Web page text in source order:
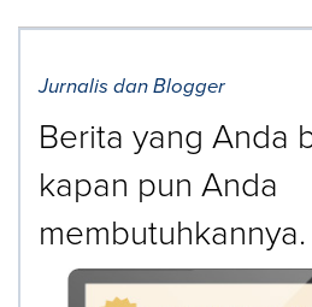
Jurnalis dan Blogger
Berita yang Anda
kapan pun Anda
membutuhkannya.